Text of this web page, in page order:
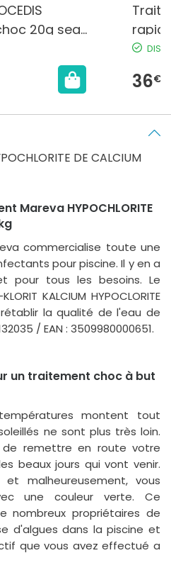
20g seau
36
DE CALCIUM
Mareva HYPOCHLORITE
commercialise toute une
pour piscine. Il y en a
pour tous les besoins. Le
KALCIUM HYPOCLORITE
la qualité de l'eau de
/ EAN : 3509980000651.
un traitement choc à but
montent tout
ne sont plus très loin.
de remettre en route votre
beaux jours qui vont venir.
malheureusement, vous
une couleur verte. Ce
nombreux propriétaires de
d'algues dans la piscine et
que vous avez effectué a